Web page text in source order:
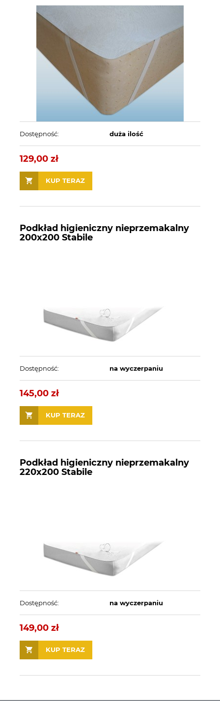
Dostępność: duża ilość
129,00 zł
KUP TERAZ
Podkład higieniczny nieprzemakalny
200x200 Stabile
Dostępność: na wyczerpaniu
145,00 zł
KUP TERAZ
Podkład higieniczny nieprzemakalny
220x200 Stabile
Dostępność: na wyczerpaniu
149,00 zł
KUP TERAZ